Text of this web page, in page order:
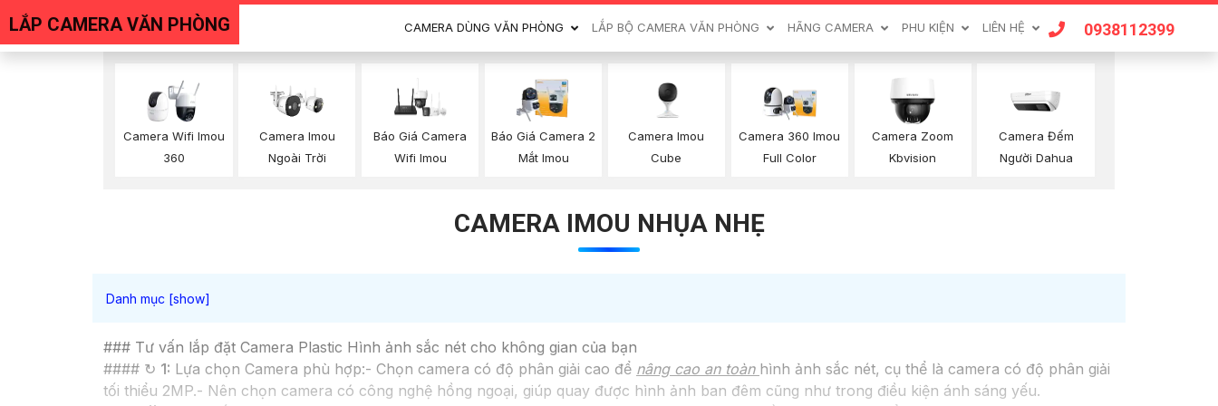
LẮP CAMERA VĂN PHÒNG CAMERA DÙNG VĂN PHÒNG LẮP BỘ CAMERA VĂN PHÒNG HÃNG CAMERA PHU KIỆN LIÊN HỆ 0938112399
Camera Wifi Imou
360
Camera Imou
Ngoài Trời
Báo Giá Camera
Wifi Imou
Báo Giá Camera 2
Mắt Imou
Camera Imou
Cube
Camera 360 Imou
Full Color
Camera Zoom
Kbvision
Camera Đếm
Người Dahua
CAMERA IMOU NHỤA NHẸ
### Tư vấn lắp đặt Camera Plastic Hình ảnh sắc nét cho không gian của bạn
#### ↻ 1: Lựa chọn Camera phù hợp:- Chọn camera có độ phân giải cao để nâng cao an toàn hình ảnh sắc nét, cụ thể là camera có độ phân giải
tối thiểu 2MP.- Nên chọn camera có công nghệ hồng ngoại, giúp quay được hình ảnh ban đêm cũng như trong điều kiện ánh sáng yếu.